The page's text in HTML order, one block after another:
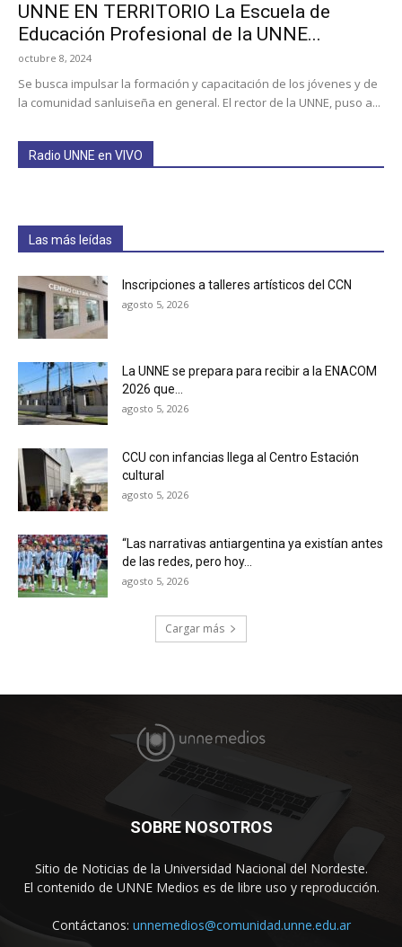
UNNE EN TERRITORIO La Escuela de
Educación Profesional de la UNNE...
octubre 8, 2024
Se busca impulsar la formación y capacitación de los jóvenes y de
la comunidad sanluiseña en general. El rector de la UNNE, puso a...
Radio UNNE en VIVO
Las más leídas
Inscripciones a talleres artísticos del CCN
agosto 5, 2026
La UNNE se prepara para recibir a la ENACOM
2026 que...
agosto 5, 2026
CCU con infancias llega al Centro Estación
cultural
agosto 5, 2026
“Las narrativas antiargentina ya existían antes
de las redes, pero hoy...
agosto 5, 2026
Cargar más
SOBRE NOSOTROS
Sitio de Noticias de la Universidad Nacional del Nordeste.
El contenido de UNNE Medios es de libre uso y reproducción.
Contáctanos: unnemedios@comunidad.unne.edu.ar